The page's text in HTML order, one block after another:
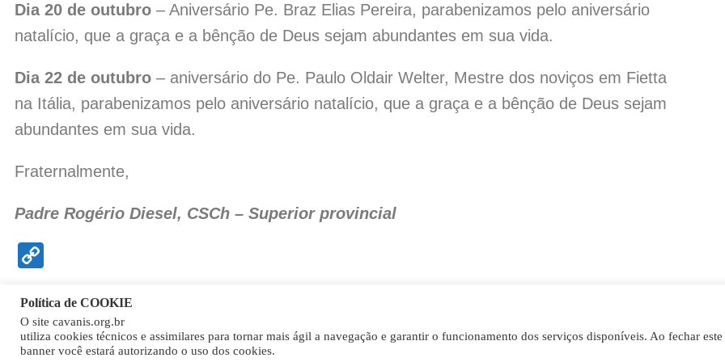
Dia 20 de outubro – Aniversário Pe. Braz Elias Pereira, parabenizamos pelo aniversário
natalício, que a graça e a bênção de Deus sejam abundantes em sua vida.
Dia 22 de outubro – aniversário do Pe. Paulo Oldair Welter, Mestre dos noviços em Fietta
na Itália, parabenizamos pelo aniversário natalício, que a graça e a bênção de Deus sejam
abundantes em sua vida.
Fraternalmente,
Padre Rogério Diesel, CSCh – Superior provincial
Política de COOKIE
O site cavanis.org.br
utiliza cookies técnicos e assimilares para tornar mais ágil a navegação e garantir o funcionamento dos serviços disponíveis. Ao fechar este
banner você estará autorizando o uso dos cookies.